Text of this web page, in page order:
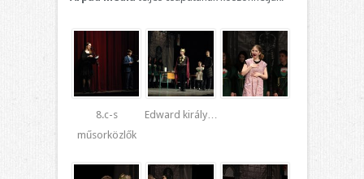
8.c-s
műsorközlők
Edward király…